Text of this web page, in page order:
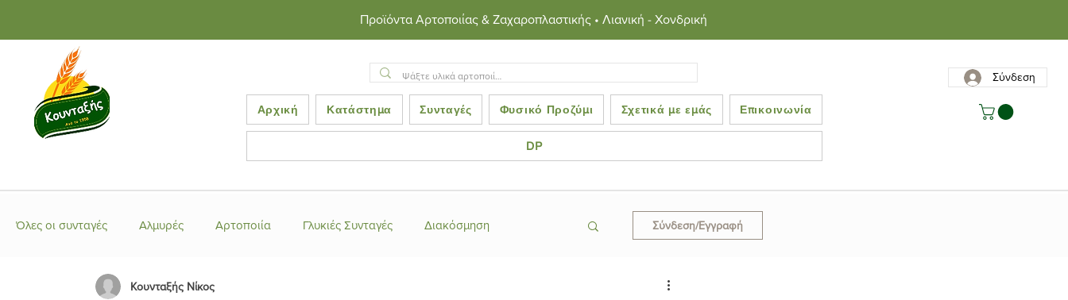
Προϊόντα Αρτοποιίας & Ζαχαροπλαστικής • Λιανική - Χονδρική
Αρχική Κατάστημα Συνταγές Φυσικό Προζύμι Σχετικά με εμάς Επικοινωνία
DP
Σύνδεση
Όλες οι συνταγές Αλμυρές Αρτοποιία Γλυκιές Συνταγές Διακόσμηση
Ελληνικές Συνταγές Έτοιμα μείγματα
Σύνδεση/Εγγραφή
Κουνταξής Νίκος